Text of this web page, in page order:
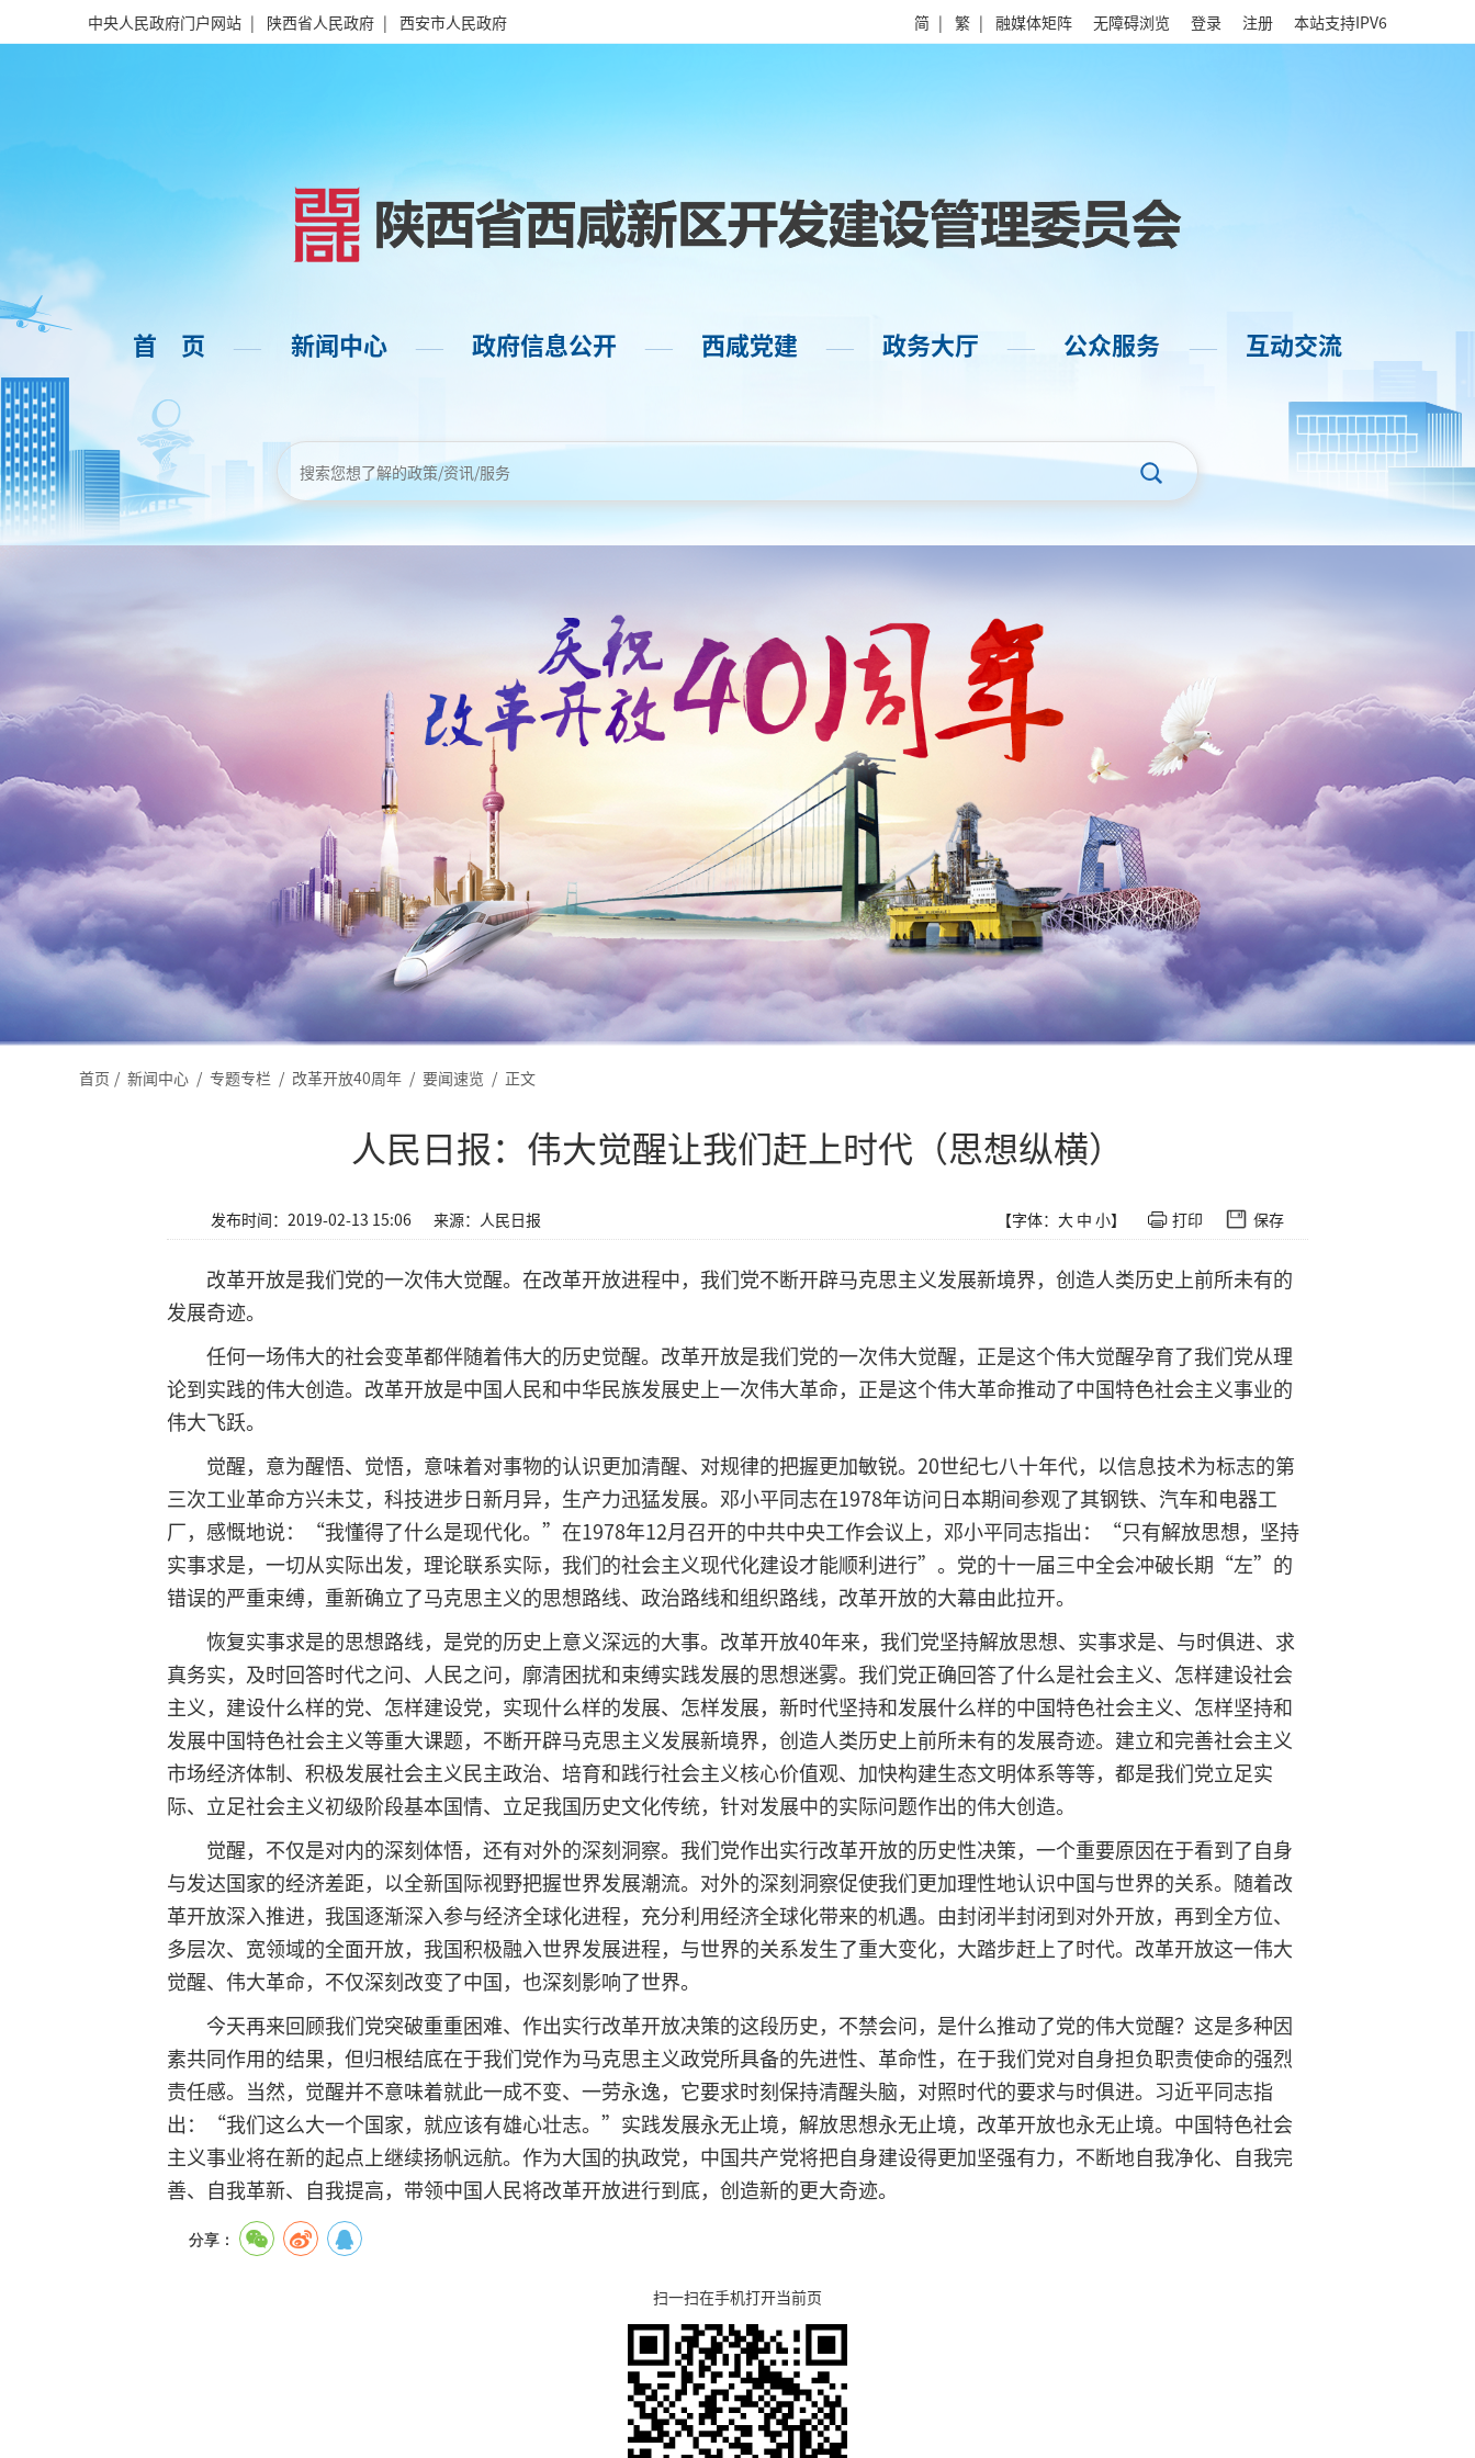
中央人民政府门户网站 | 陕西省人民政府 | 西安市人民政府 简 | 繁 | 融媒体矩阵 无障碍浏览 登录 注册 本站支持IPV6
首 页 —— 新闻中心 —— 政府信息公开 —— 西咸党建 —— 政务大厅 —— 公众服务 —— 互动交流
首页 / 新闻中心 / 专题专栏 / 改革开放40周年 / 要闻速览 / 正文
人民日报：伟大觉醒让我们赶上时代（思想纵横）
发布时间：2019-02-13 15:06 来源：人民日报 【字体： 大 中 小】 打印 保存
改革开放是我们党的一次伟大觉醒。在改革开放进程中，我们党不断开辟马克思主义发展新境界，创造人类历史上前所未有的
发展奇迹。
任何一场伟大的社会变革都伴随着伟大的历史觉醒。改革开放是我们党的一次伟大觉醒，正是这个伟大觉醒孕育了我们党从理
论到实践的伟大创造。改革开放是中国人民和中华民族发展史上一次伟大革命，正是这个伟大革命推动了中国特色社会主义事业的
伟大飞跃。
觉醒，意为醒悟、觉悟，意味着对事物的认识更加清醒、对规律的把握更加敏锐。20世纪七八十年代，以信息技术为标志的第
三次工业革命方兴未艾，科技进步日新月异，生产力迅猛发展。邓小平同志在1978年访问日本期间参观了其钢铁、汽车和电器工
厂，感慨地说：“我懂得了什么是现代化。”在1978年12月召开的中共中央工作会议上，邓小平同志指出：“只有解放思想，坚持
实事求是，一切从实际出发，理论联系实际，我们的社会主义现代化建设才能顺利进行”。党的十一届三中全会冲破长期“左”的
错误的严重束缚，重新确立了马克思主义的思想路线、政治路线和组织路线，改革开放的大幕由此拉开。
恢复实事求是的思想路线，是党的历史上意义深远的大事。改革开放40年来，我们党坚持解放思想、实事求是、与时俱进、求
真务实，及时回答时代之问、人民之问，廓清困扰和束缚实践发展的思想迷雾。我们党正确回答了什么是社会主义、怎样建设社会
主义，建设什么样的党、怎样建设党，实现什么样的发展、怎样发展，新时代坚持和发展什么样的中国特色社会主义、怎样坚持和
发展中国特色社会主义等重大课题，不断开辟马克思主义发展新境界，创造人类历史上前所未有的发展奇迹。建立和完善社会主义
市场经济体制、积极发展社会主义民主政治、培育和践行社会主义核心价值观、加快构建生态文明体系等等，都是我们党立足实
际、立足社会主义初级阶段基本国情、立足我国历史文化传统，针对发展中的实际问题作出的伟大创造。
觉醒，不仅是对内的深刻体悟，还有对外的深刻洞察。我们党作出实行改革开放的历史性决策，一个重要原因在于看到了自身
与发达国家的经济差距，以全新国际视野把握世界发展潮流。对外的深刻洞察促使我们更加理性地认识中国与世界的关系。随着改
革开放深入推进，我国逐渐深入参与经济全球化进程，充分利用经济全球化带来的机遇。由封闭半封闭到对外开放，再到全方位、
多层次、宽领域的全面开放，我国积极融入世界发展进程，与世界的关系发生了重大变化，大踏步赶上了时代。改革开放这一伟大
觉醒、伟大革命，不仅深刻改变了中国，也深刻影响了世界。
今天再来回顾我们党突破重重困难、作出实行改革开放决策的这段历史，不禁会问，是什么推动了党的伟大觉醒？这是多种因
素共同作用的结果，但归根结底在于我们党作为马克思主义政党所具备的先进性、革命性，在于我们党对自身担负职责使命的强烈
责任感。当然，觉醒并不意味着就此一成不变、一劳永逸，它要求时刻保持清醒头脑，对照时代的要求与时俱进。习近平同志指
出：“我们这么大一个国家，就应该有雄心壮志。”实践发展永无止境，解放思想永无止境，改革开放也永无止境。中国特色社会
主义事业将在新的起点上继续扬帆远航。作为大国的执政党，中国共产党将把自身建设得更加坚强有力，不断地自我净化、自我完
善、自我革新、自我提高，带领中国人民将改革开放进行到底，创造新的更大奇迹。
分享：
扫一扫在手机打开当前页